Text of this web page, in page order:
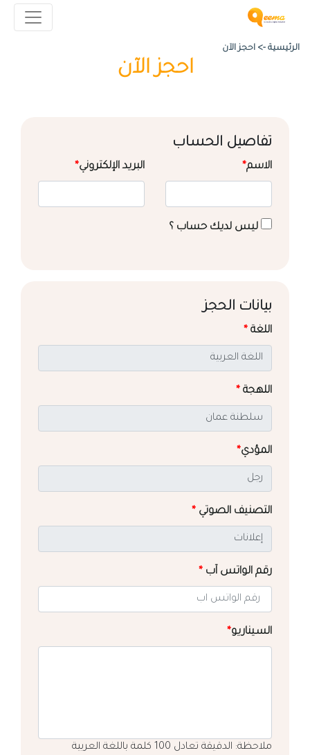
الرئيسية -> احجز الآن
احجز الآن
تفاصيل الحساب
الاسم* البريد الإلكتروني*
ليس لديك حساب ؟
بيانات الحجز
اللغة *
اللهجة *
المؤدي*
التصنيف الصوتي *
رقم الواتس آب *
السيناريو*
ملاحظة: الدقيقة تعادل 100 كلمة باللغة العربية